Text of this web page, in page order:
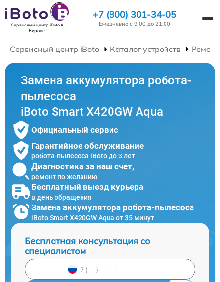
Сервисный центр iBotoв
Кирове
+7 (800) 301-34-05
Ежедневно с 9:00 до 21:00
Сервисный центр iBoto Каталог устройств
Замена аккумулятора робота-
пылесоса
iBoto Smart Х420GW Aqua
Официальный сервис
Гарантийное обслуживание
робота-пылесоса iBoto до 3 лет
Диагностика за наш счет,
ремонт по желанию
Бесплатный выезд курьера
в день обращения
Замена аккумулятора робота-пылесоса
iBoto Smart Х420GW Aqua от 35 минут
Бесплатная консультация со
специалистом